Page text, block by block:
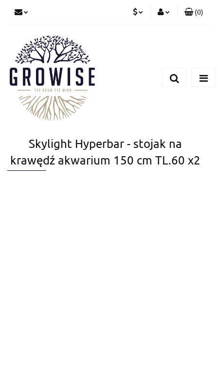
(0)
Skylight Hyperbar - stojak na
krawędź akwarium 150 cm TL.60 x2